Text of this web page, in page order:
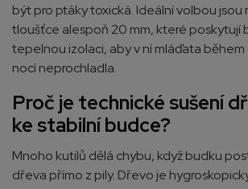
být pro ptáky toxická. Ideální volbou jsou
tloušťce alespoň 20 mm, které
tepelnou izolaci, aby v ní mláďata během
nocí neprochladla.
Proč je technické sušení
ke stabilní budce?
Mnoho kutilů dělá chybu, když budku
dřeva přímo z pily. Dřevo je